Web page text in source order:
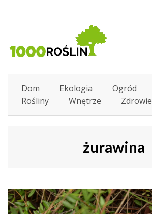
Dom Ekologia Ogród
Rośliny
Wnętrze Zdrowie
żurawina